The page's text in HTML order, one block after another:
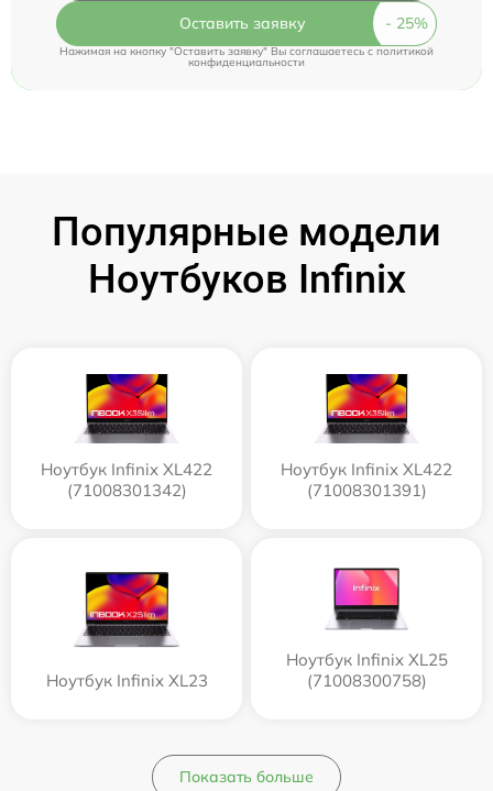
Оставить заявку
Нажимая на кнопку "Оставить заявку" Вы соглашаетесь cполитикой
конфиденциальности
Популярные модели
Ноутбуков Infinix
Ноутбук Infinix XL422
(71008301342)
Ноутбук Infinix XL422
(71008301391)
Ноутбук Infinix XL23
Ноутбук Infinix XL25
(71008300758)
Показать больше